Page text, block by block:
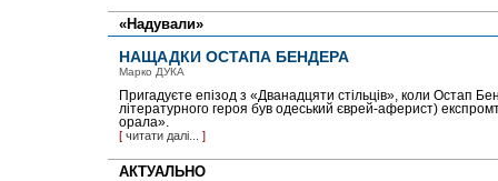
«Надували»
НАЩАДКИ ОСТАПА БЕНДЕРА
Марко ДУКА
Пригадуєте епізод з «Дванадцяти стільців», коли Остап
літературного героя був одеський єврей-аферист)
орала».
[ читати далі... ]
АКТУАЛЬНО